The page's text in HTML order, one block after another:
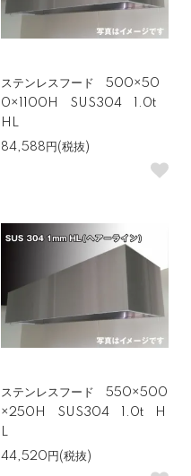
ステンレスフード 500×50
0×1100H SUS304 1.0t
HL
84,588円(税抜)
ステンレスフード 550×500
×250H SUS304 1.0t H
L
44,520円(税抜)